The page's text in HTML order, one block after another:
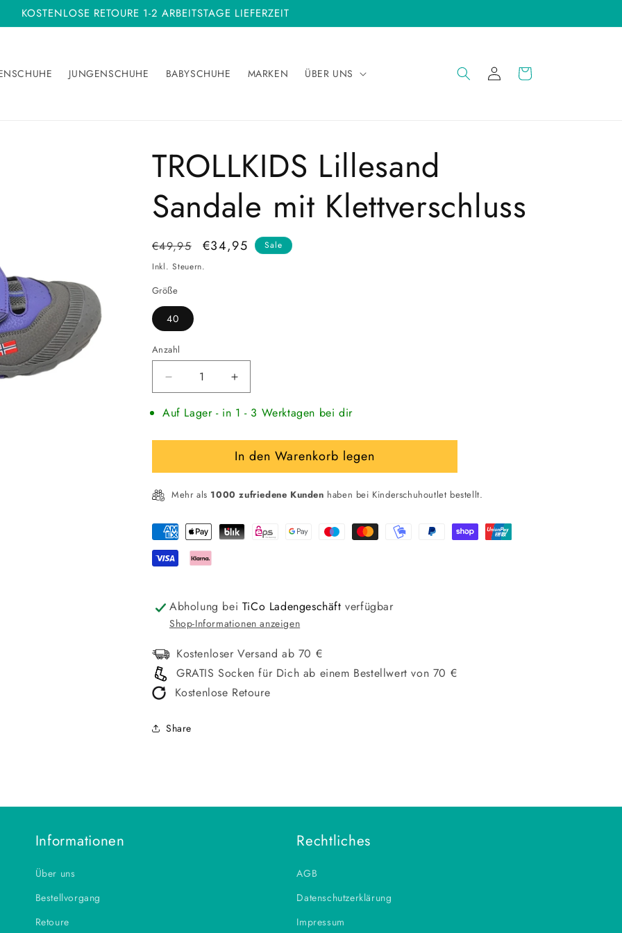
KOSTENLOSE RETOURE 1-2 ARBEITSTAGE LIEFERZEIT
JUNGENSCHUHE BABYSCHUHE MARKEN ÜBER UNS EINLOGGEN
WARENKORB
TROLLKIDS Lillesand
Sandale mit Klettverschluss
Normaler
Preis
€49,95 Verkaufspreis
€34,95
Sale
Inkl. Steuern.
Größe
40
Anzahl
Verringere
die
Menge
TROLLKIDS
Sandale
Klettverschluss
Erhöhe
die
Menge
TROLLKIDS
Lillesand
Sandale
Klettverschluss
Auf Lager - in 1 - 3 Werktagen bei dir
In den Warenkorb legen
Mehr als 1000 zufriedene Kunden haben bei Kinderschuhoutlet bestellt.
Zahlungsmethoden
Abholung bei TiCo Ladengeschäft verfügbar
Shop-Informationen anzeigen
Kostenloser Versand ab 70 €
GRATIS Socken für Dich ab einem Bestellwert von 70 €
Kostenlose Retoure
Share
Informationen
Über uns
Bestellvorgang
Retoure
Rechtliches
AGB
Datenschutzerklärung
Impressum